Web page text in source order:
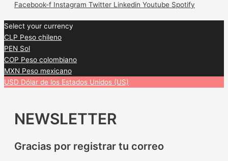
Facebook-f Instagram Twitter Linkedin Youtube Spotify
Select your currency
CLP Peso chileno
PEN Sol
COP Peso colombiano
MXN Peso mexicano
USD Dólar de los Estados Unidos (US)
NEWSLETTER
Gracias por registrar tu correo